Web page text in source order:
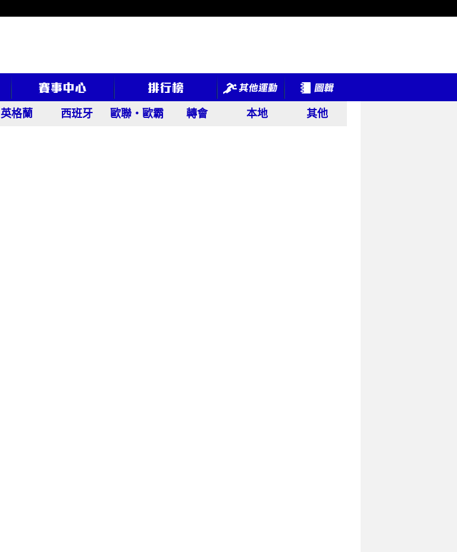
英格蘭 西班牙 歐聯‧歐霸 轉會 本地 其他